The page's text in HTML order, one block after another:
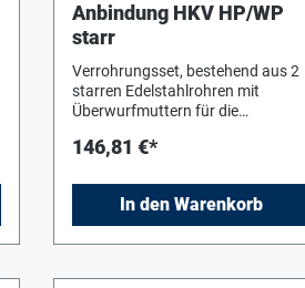
Anbindung HKV HP/WP
starr
Verrohrungsset, bestehend aus 2
starren Edelstahlrohren mit
Überwurfmuttern für die
Montageplatte und Modul für den
146,81 €*
In den Warenkorb